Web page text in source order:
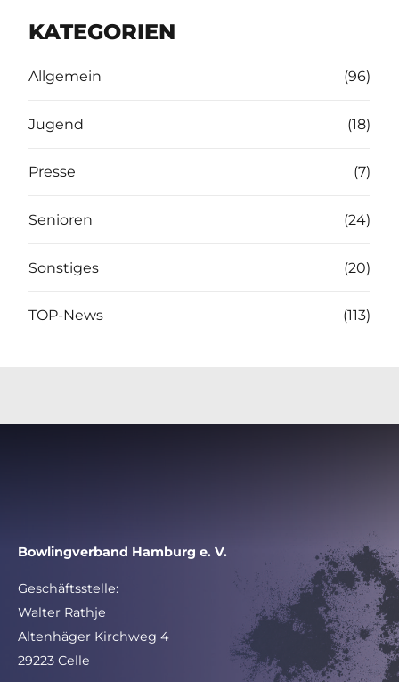
KATEGORIEN
Allgemein (96)
Jugend (18)
Presse (7)
Senioren (24)
Sonstiges (20)
TOP-News (113)
Bowlingverband Hamburg e. V.
Geschäftsstelle:
Walter Rathje
Altenhäger Kirchweg 4
29223 Celle